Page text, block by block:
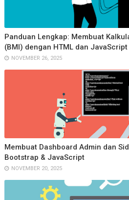
Panduan Lengkap: Membuat
(BMI) dengan HTML dan JavaScript
NOVEMBER 26, 2025
Membuat Dashboard Admin dan
Bootstrap & JavaScript
NOVEMBER 20, 2025